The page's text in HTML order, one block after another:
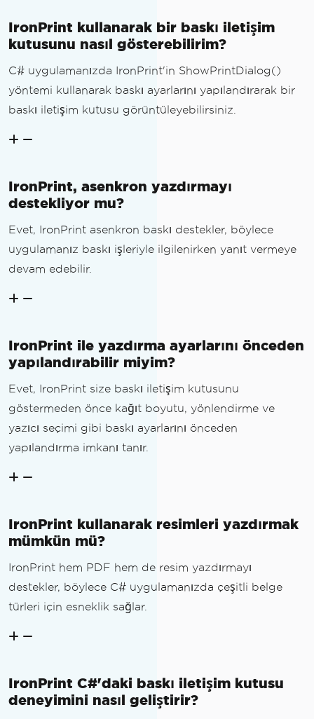
IronPrint kullanarak bir baskı iletişim
kutusunu nasıl gösterebilirim?
C# uygulamanızda IronPrint'in ShowPrintDialog()
yöntemi kullanarak baskı ayarlarını yapılandırarak bir
baskı iletişim kutusu görüntüleyebilirsiniz.
IronPrint, asenkron yazdırmayı
destekliyor mu?
Evet, IronPrint asenkron baskı destekler, böylece
uygulamanız baskı işleriyle ilgilenirken yanıt vermeye
devam edebilir.
IronPrint ile yazdırma ayarlarını önceden
yapılandırabilir miyim?
Evet, IronPrint size baskı iletişim kutusunu
göstermeden önce kağıt boyutu, yönlendirme ve
yazıcı seçimi gibi baskı ayarlarını önceden
yapılandırma imkanı tanır.
IronPrint kullanarak resimleri yazdırmak
mümkün mü?
IronPrint hem PDF hem de resim yazdırmayı
destekler, böylece C# uygulamanızda çeşitli belge
türleri için esneklik sağlar.
IronPrint C#'daki baskı iletişim kutusu
deneyimini nasıl geliştirir?